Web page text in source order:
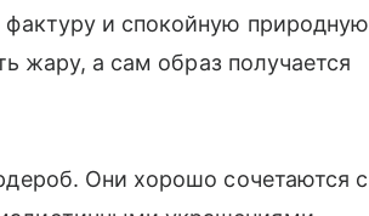
фактуру и спокойную природную
жару, а сам образ получается
Они хорошо сочетаются с